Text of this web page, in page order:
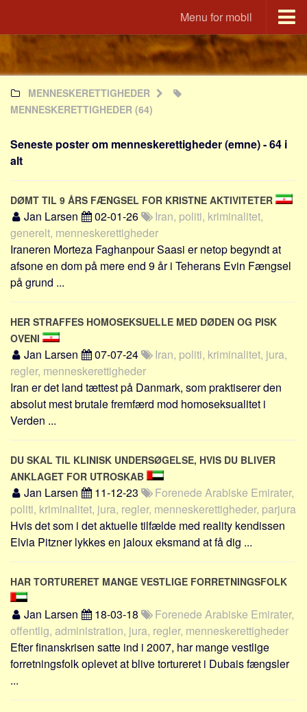
Menu for mobil
Portal
Udvandrerne.dk
Utvandrerne.no
Utvandrarna.se
England.dk
Rusland.dk
JLKM.dk
Lande
Tyrkiet
Spanien
Frankrig
Norge
Thailand
Italien
Grækenland
USA
Alle
Nøgleord
Bolig
Job
Virksomhed
Pension og opsparing
Forbrug
Social sikring og sundhed
Transport
Alle
MENNESKERETTIGHEDER
MENNESKERETTIGHEDER (64)
Seneste poster om menneskerettigheder (emne) - 64 i
alt
DØMT TIL 9 ÅRS FÆNGSEL FOR KRISTNE AKTIVITETER
Jan Larsen 02-01-26
Iran, politi, kriminalitet,
generelt, menneskerettigheder
Iraneren Morteza Faghanpour Saasi er netop begyndt at
afsone en dom på mere end 9 år i Teherans Evin Fængsel
på grund ...
HER STRAFFES HOMOSEKSUELLE MED DØDEN OG PISK
OVENI
Jan Larsen 07-07-24
Iran, politi, kriminalitet, jura,
regler, menneskerettigheder
Iran er det land tættest på Danmark, som praktiserer den
absolut mest brutale fremfærd mod homoseksualitet i
Verden ...
DU SKAL TIL KLINISK UNDERSØGELSE, HVIS DU BLIVER
ANKLAGET FOR UTROSKAB
Jan Larsen 11-12-23
Forenede Arabiske Emirater,
politi, kriminalitet, jura, regler, menneskerettigheder, parjura
Hvis det som i det aktuelle tilfælde med reality kendissen
Elvia Pitzner lykkes en jaloux eksmand at få dig ...
HAR TORTURERET MANGE VESTLIGE FORRETNINGSFOLK
Jan Larsen 18-03-18
Forenede Arabiske Emirater,
offentlig, administration, jura, regler, menneskerettigheder
Efter finanskrisen satte ind i 2007, har mange vestlige
forretningsfolk oplevet at blive tortureret i Dubais fængsler
...